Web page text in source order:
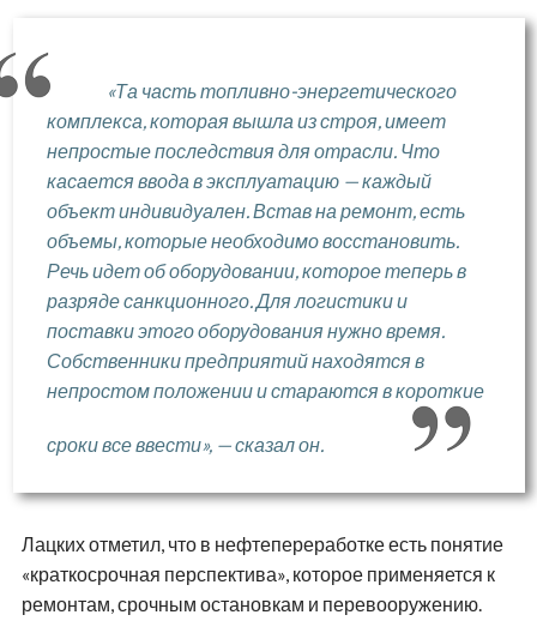
«Та часть топливно-энергетического
комплекса, которая вышла из строя, имеет
непростые последствия для отрасли. Что
касается ввода в эксплуатацию — каждый
объект индивидуален. Встав на ремонт, есть
объемы, которые необходимо восстановить.
Речь идет об оборудовании, которое теперь в
разряде санкционного. Для логистики и
поставки этого оборудования нужно время.
Собственники предприятий находятся в
непростом положении и стараются в короткие
сроки все ввести», — сказал он.
Лацких отметил, что в нефтепереработке есть понятие
«краткосрочная перспектива», которое применяется к
ремонтам, срочным остановкам и перевооружению.